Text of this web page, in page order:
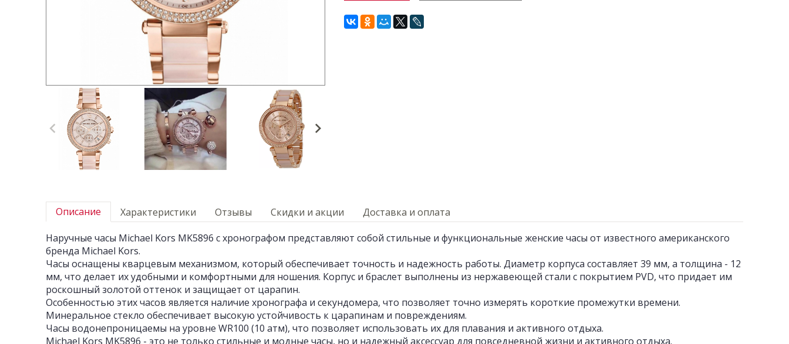
Описание
Наручные часы Michael Kors MK5896 с хронографом представляют собой стильные и функциональные женские часы от известного американского
бренда Michael Kors.
Часы оснащены кварцевым механизмом, который обеспечивает точность и надежность работы. Диаметр корпуса составляет 39 мм, а толщина - 12
мм, что делает их удобными и комфортными для ношения. Корпус и браслет выполнены из нержавеющей стали с покрытием PVD, что придает им
роскошный золотой оттенок и защищает от царапин.
Особенностью этих часов является наличие хронографа и секундомера, что позволяет точно измерять короткие промежутки времени.
Минеральное стекло обеспечивает высокую устойчивость к царапинам и повреждениям.
Часы водонепроницаемы на уровне WR100 (10 атм), что позволяет использовать их для плавания и активного отдыха.
Michael Kors MK5896 - это не только стильные и модные часы, но и надежный аксессуар для повседневной жизни и активного отдыха.
Характеристики Отзывы Скидки и акции Доставка и оплата